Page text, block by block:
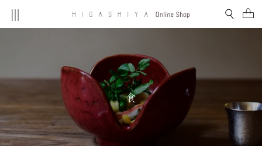
Site navigation Search
食